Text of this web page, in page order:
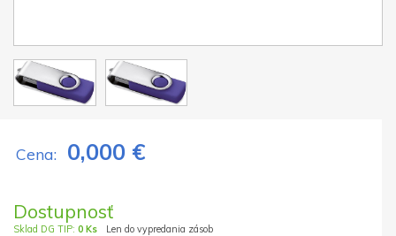
Cena: 0,000 €
Dostupnosť
Sklad DG TIP: 0 Ks Len do vypredania zásob